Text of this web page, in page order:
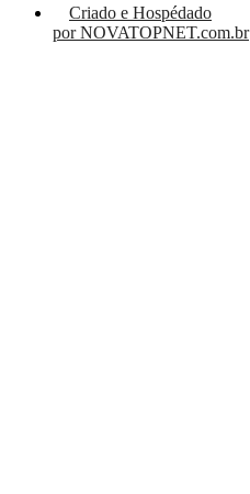
Criado e Hospédado
por NOVATOPNET.com.br